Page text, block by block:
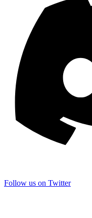
Follow us on Twitter